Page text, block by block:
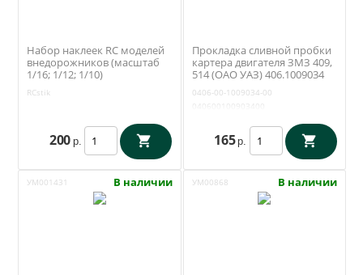
Набор наклеек RC моделей
внедорожников (масштаб
1/16; 1/12; 1/10)
RCstik
200 р.
Прокладка сливной пробки
картера двигателя ЗМЗ 409,
514 (ОАО УАЗ) 406.1009034
0406-00-1009034-00
165 р.
УМ001431 В наличии УМ00868 В наличии